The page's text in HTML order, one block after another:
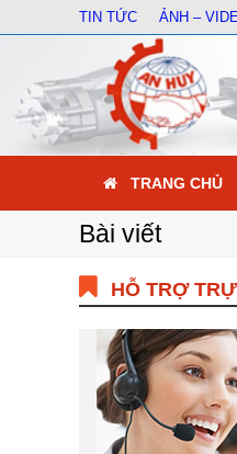
TIN TỨC ẢNH –
TRANG CHỦ
Bài viết
HỖ TRỢ